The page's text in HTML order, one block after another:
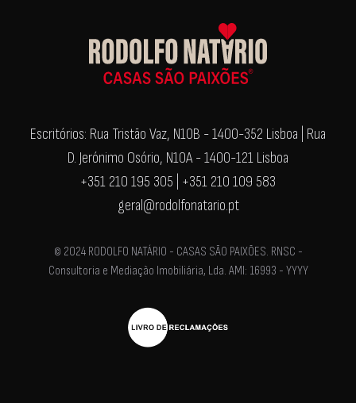
Escritórios: Rua Tristão Vaz, N10B - 1400-352 Lisboa | Rua
D. Jerónimo Osório, N10A - 1400-121 Lisboa
+351 210 195 305 | +351 210 109 583
geral@rodolfonatario.pt
© 2024 RODOLFO NATÁRIO - CASAS SÃO PAIXÕES. RNSC -
Consultoria e Mediação Imobiliária, Lda. AMI: 16993 - YYYY